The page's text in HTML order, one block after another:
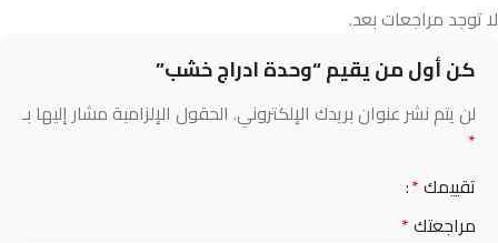
لا توجد مراجعات بعد.
كن أول من يقيم “وحدة ادراج خشب”
لن يتم نشر عنوان بريدك الإلكتروني. الحقول الإلزامية مشار إليها بـ
*
تقييمك*
مراجعتك*